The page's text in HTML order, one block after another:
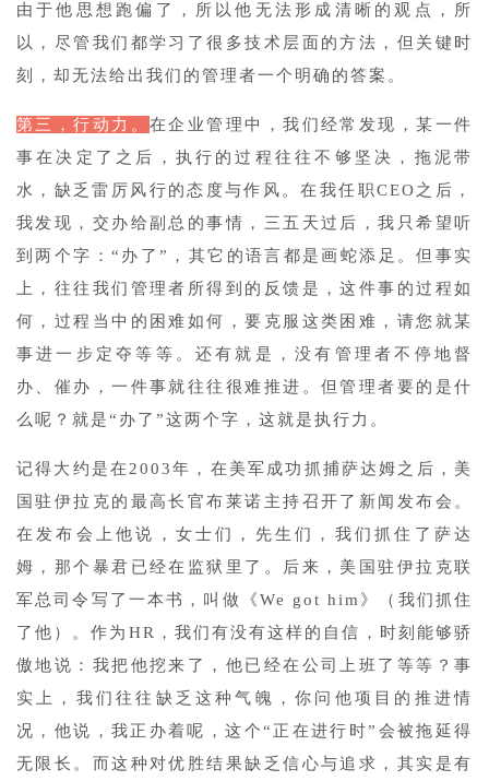
由于他思想跑偏了，所以他无法形成清晰的观点，所
以，尽管我们都学习了很多技术层面的方法，但关键时
刻，却无法给出我们的管理者一个明确的答案。
第三，行动力。在企业管理中，我们经常发现，某一件
事在决定了之后，执行的过程往往不够坚决，拖泥带
水，缺乏雷厉风行的态度与作风。在我任职CEO之后，
我发现，交办给副总的事情，三五天过后，我只希望听
到两个字：“办了”，其它的语言都是画蛇添足。但事实
上，往往我们管理者所得到的反馈是，这件事的过程如
何，过程当中的困难如何，要克服这类困难，请您就某
事进一步定夺等等。还有就是，没有管理者不停地督
办、催办，一件事就往往很难推进。但管理者要的是什
么呢？就是“办了”这两个字，这就是执行力。
记得大约是在2003年，在美军成功抓捕萨达姆之后，美
国驻伊拉克的最高长官布莱诺主持召开了新闻发布会。
在发布会上他说，女士们，先生们，我们抓住了萨达
姆，那个暴君已经在监狱里了。后来，美国驻伊拉克联
军总司令写了一本书，叫做《We got him》（我们抓住
了他）。作为HR，我们有没有这样的自信，时刻能够骄
傲地说：我把他挖来了，他已经在公司上班了等等？事
实上，我们往往缺乏这种气魄，你问他项目的推进情
况，他说，我正办着呢，这个“正在进行时”会被拖延得
无限长。而这种对优胜结果缺乏信心与追求，其实是有